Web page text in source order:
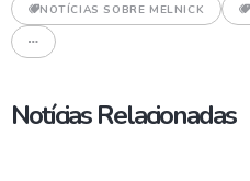
NOTÍCIAS SOBRE MELNICK
Notícias Relacionadas